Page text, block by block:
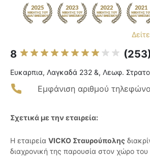
8
Ευκαρπια, Λαγκαδά 232 &, Λεωφ.
Εμφάνιση αριθμού
Σχετικά με την εταιρεία:
Η εταιρεία VICKO Σταυρούπολης
διαχρονική της παρουσία στον χώρο του